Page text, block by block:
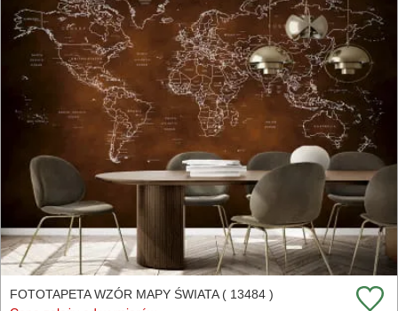
FOTOTAPETA WZÓR MAPY ŚWIATA ( 13484 )